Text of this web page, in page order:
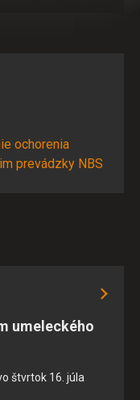
ochorenia
umeleckého
štvrtok 16. júla
ukladajú vo vašom
týchto stránok.
potrebujeme vaše
zlepšovať. Svoj
môžete